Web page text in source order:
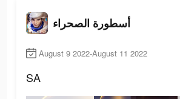
أسطورة الصحراء
August 9 2022-August 11 2022
SA